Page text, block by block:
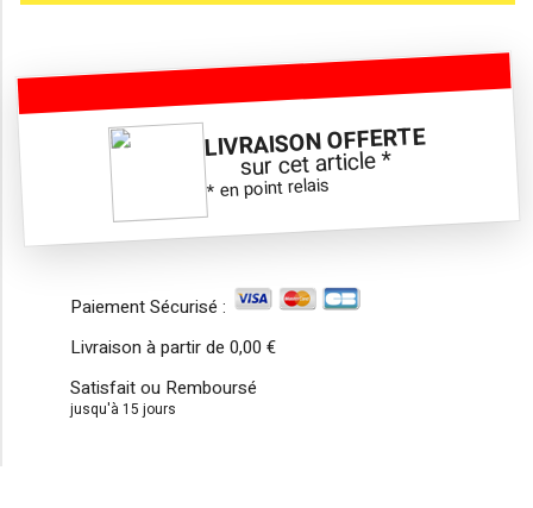
LIVRAISON OFFERTE
sur cet article *
* en point relais
Paiement Sécurisé :
Livraison à partir de 0,00 €
Satisfait ou Remboursé
jusqu'à 15 jours